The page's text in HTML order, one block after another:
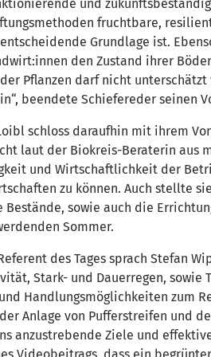
und
fruchtbare,
Grundlage ist.
den Zustand ihrer
Pflanzen darf nicht
beendete Schiefereder seinen
schloss daraufhin mit ihrem
laut der Biokreis-Beraterin aus
und Wirtschaftlichkeit der
zu können. Auch stellte
Bestände, sowie auch die
Sommer.
des Tages sprach Stefan
Stark- und Dauerregen,
Handlungsmöglichkeiten zum
Anlage von Pufferstreifen und
anzustrebende Ziele und